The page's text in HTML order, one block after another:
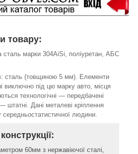
товару:
сталь марки 304AiSi, поліуретан, АБС
сталь (товщиною 5 мм). Елементи
виключно під цю марку авто, місця
технологічні ― передбачені
Дані металеві кріплення
середньостатистичної людини.
60мм з нержавіючої сталі,